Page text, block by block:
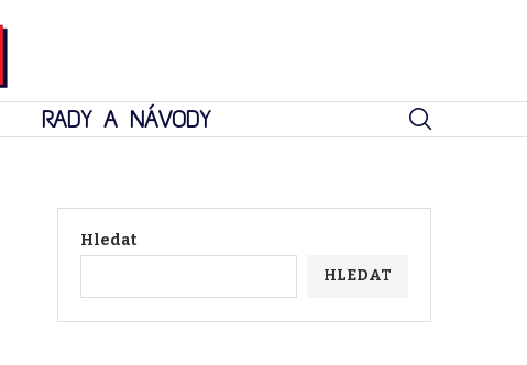
RADY A NÁVODY
Hledat
HLEDAT